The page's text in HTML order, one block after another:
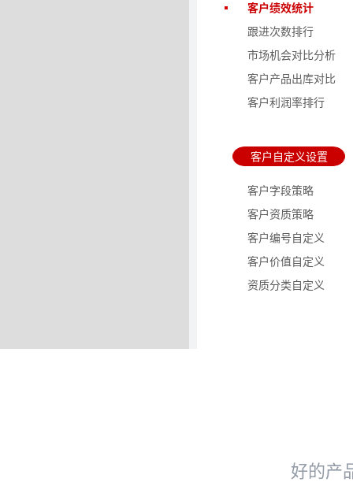
客户绩效统计
跟进次数排行
市场机会对比分析
客户产品出库对比
客户利润率排行
客户自定义设置
客户字段策略
客户资质策略
客户编号自定义
客户价值自定义
资质分类自定义
好的产